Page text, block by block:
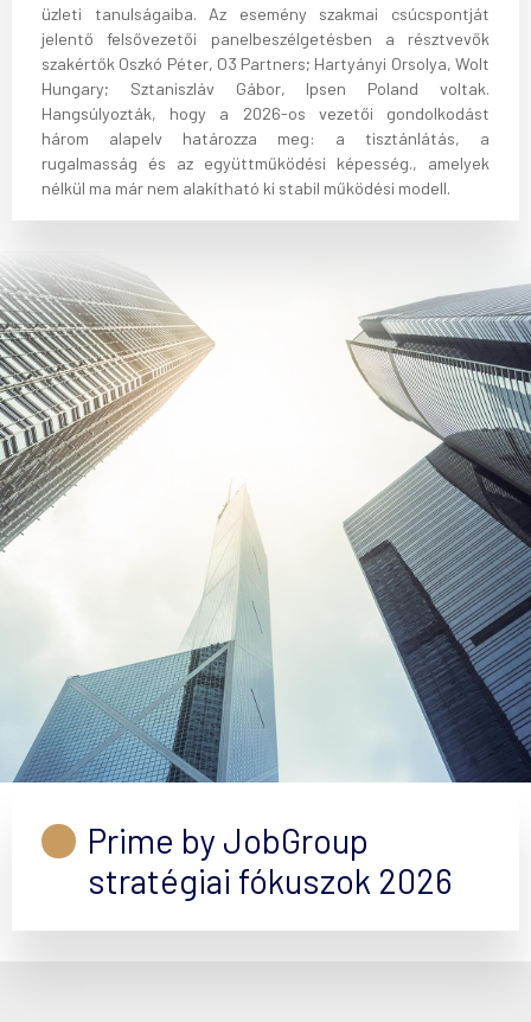
üzleti tanulságaiba. Az esemény szakmai csúcspontját
jelentő felsővezetői panelbeszélgetésben a résztvevők
szakértők Oszkó Péter, O3 Partners; Hartyányi Orsolya, Wolt
Hungary; Sztaniszláv Gábor, Ipsen Poland voltak.
Hangsúlyozták, hogy a 2026-os vezetői gondolkodást
három alapelv határozza meg: a tisztánlátás, a
rugalmasság és az együttműködési képesség., amelyek
nélkül ma már nem alakítható ki stabil működési modell.
Prime by JobGroup
stratégiai fókuszok 2026